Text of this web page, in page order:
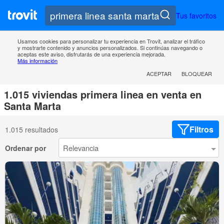
Tus favoritos
Usamos cookies para personalizar tu experiencia en Trovit, analizar el tráfico
y mostrarte contenido y anuncios personalizados. Si continúas navegando o
aceptas este aviso, disfrutarás de una experiencia mejorada.
Más información
ACEPTAR
BLOQUEAR
1.015 viviendas primera linea en venta en
Santa Marta
1.015 resultados Filtros
Ordenar por